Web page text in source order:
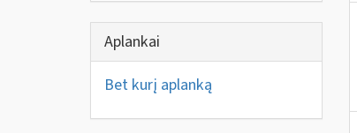
Aplankai
Bet kurį aplanką